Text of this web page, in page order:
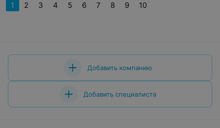
1 2 3 4 5 6 7 8 9 10
Добавить компанию
Добавить специалиста